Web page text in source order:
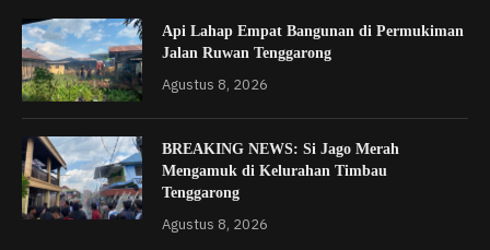
Api Lahap Empat Bangunan di Permukiman
Jalan Ruwan Tenggarong
Agustus 8, 2026
BREAKING NEWS: Si Jago Merah
Mengamuk di Kelurahan Timbau
Tenggarong
Agustus 8, 2026